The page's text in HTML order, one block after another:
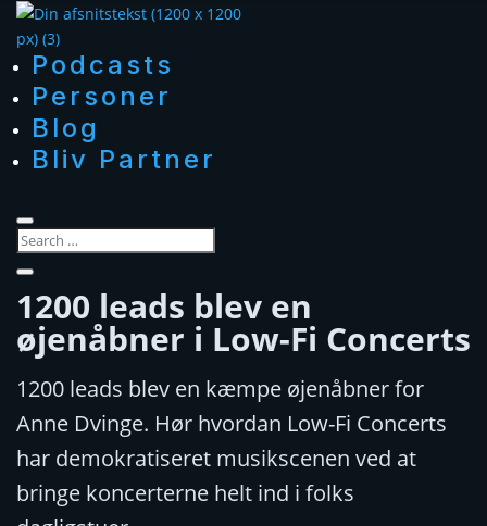
Podcasts
Personer
Blog
Bliv Partner
1200 leads blev en
øjenåbner i Low-Fi Concerts
1200 leads blev en kæmpe øjenåbner for
Anne Dvinge. Hør hvordan Low-Fi Concerts
har demokratiseret musikscenen ved at
bringe koncerterne helt ind i folks